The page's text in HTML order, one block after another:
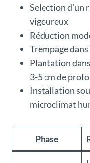
Selection d’un
vigoureux
Réduction
Trempage
Plantation
3-5 cm de
Installation
microclimat
Phase